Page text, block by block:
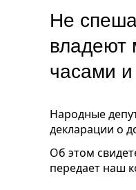
Не
владеют
часами
Народные
декларации о
Об этом
передает наш